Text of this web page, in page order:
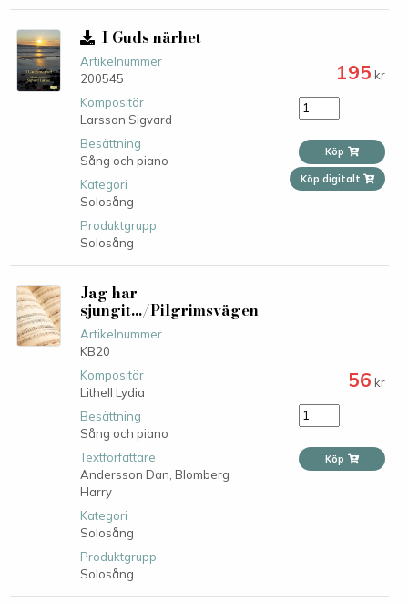
I Guds närhet
Artikelnummer
200545
Kompositör
Larsson Sigvard
Besättning
Sång och piano
Kategori
Solosång
Produktgrupp
Solosång
195 kr
Köp
Köp digitalt
Jag har
sjungit.../Pilgrimsvägen
Artikelnummer
KB20
Kompositör
Lithell Lydia
Besättning
Sång och piano
Textförfattare
Andersson Dan, Blomberg
Harry
Kategori
Solosång
Produktgrupp
Solosång
56 kr
Köp